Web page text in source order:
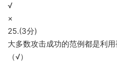
√
×
25.(3分)
大多数攻击成功的范例都是利用
（√）